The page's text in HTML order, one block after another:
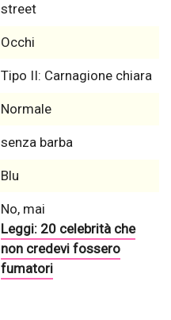
street
Occhi
Tipo II: Carnagione chiara
Normale
senza barba
Blu
No, mai
Leggi: 20 celebrità che
non credevi fossero
fumatori